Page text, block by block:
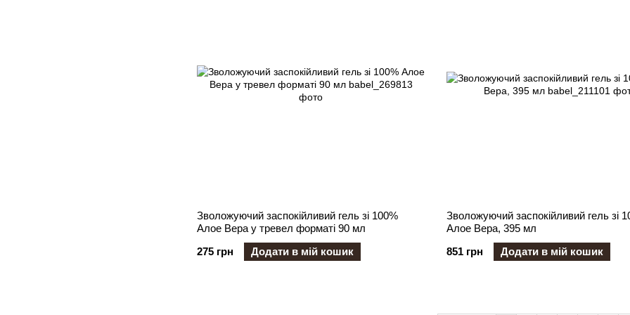
Зволожуючий заспокійливий гель зі 100%
Алое Вера у тревел форматі 90 мл
275 грн
Додати в мій кошик
Зволожуючий заспокійливий гель зі
Алое Вера, 395 мл
851 грн
Додати в мій кошик